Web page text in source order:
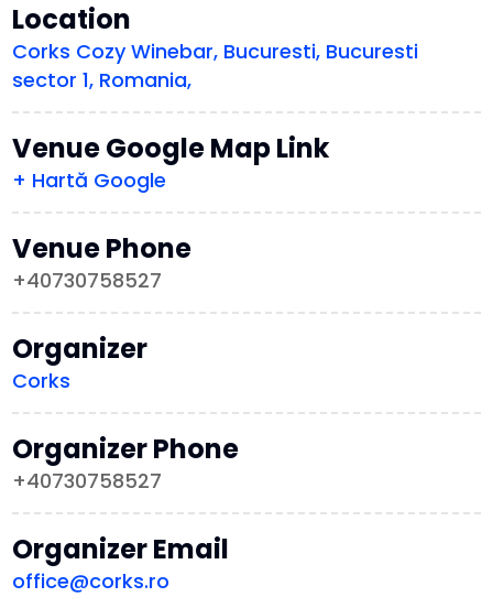
Location
Corks Cozy Winebar, Bucuresti, Bucuresti
sector 1, Romania,
Venue Google Map Link
+ Hartă Google
Venue Phone
+40730758527
Organizer
Corks
Organizer Phone
+40730758527
Organizer Email
office@corks.ro